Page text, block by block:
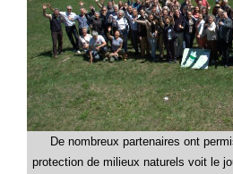
De nombreux partenaires ont
protection de milieux naturels voit le